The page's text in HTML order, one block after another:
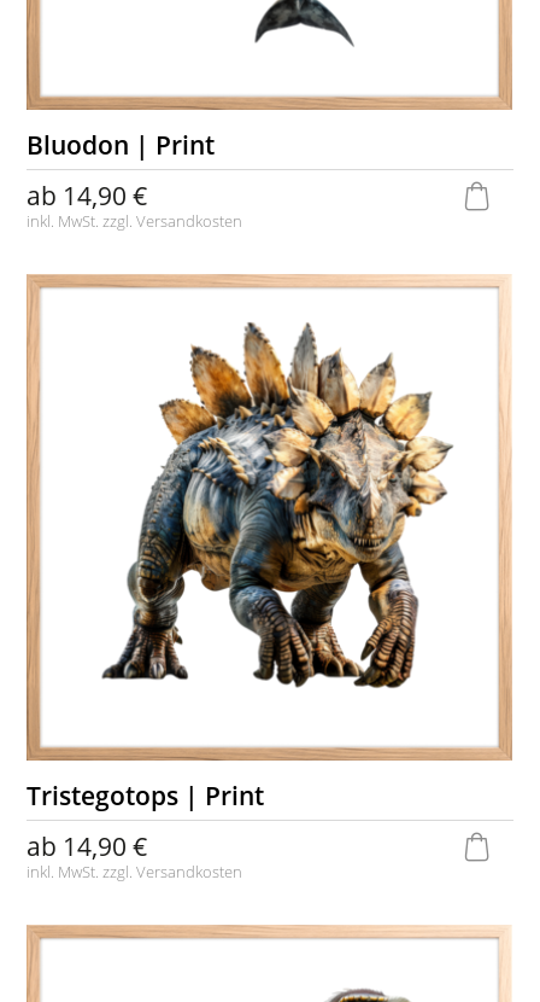
Bluodon | Print
ab 14,90 €
inkl. MwSt. zzgl.Versandkosten
Tristegotops | Print
ab 14,90 €
inkl. MwSt. zzgl.Versandkosten